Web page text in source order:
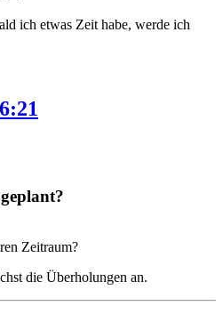
ich etwas Zeit habe, werde ich
Zeitraum?
die Überholungen an.